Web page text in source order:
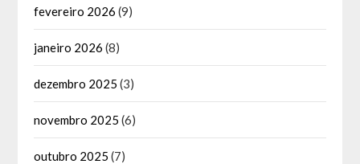
fevereiro 2026 (9)
janeiro 2026 (8)
dezembro 2025 (3)
novembro 2025 (6)
outubro 2025 (7)